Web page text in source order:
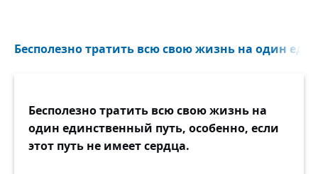
Бесполезно тратить всю свою жизнь на один
Бесполезно тратить всю свою жизнь на
один единственный путь, особенно, если
этот путь не имеет сердца.